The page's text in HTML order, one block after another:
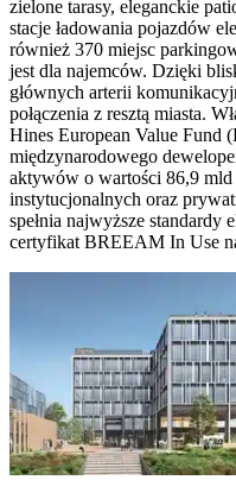
zielone tarasy, eleganckie
stacje ładowania pojazdów
również 370 miejsc
jest dla najemców. Dzięki
głównych arterii
połączenia z resztą miasta.
Hines European Value Fund
międzynarodowego
aktywów o wartości 86,9
instytucjonalnych oraz
spełnia najwyższe
certyfikat BREEAM In Use